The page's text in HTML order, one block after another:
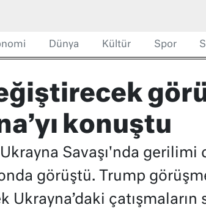
Dünya Kültür Spor
konuştu
Savaşı'nda
görüştü. Trump
Ukrayna’daki